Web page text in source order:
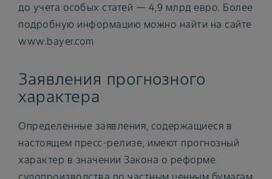
до учета особых статей — 4,9 млрд евро. Более
подробную информацию можно найти на сайте
www.bayer.com
Заявления прогнозного
характера
Определенные заявления, содержащиеся в
настоящем пресс-релизе, имеют прогнозный
характер в значении Закона о реформе